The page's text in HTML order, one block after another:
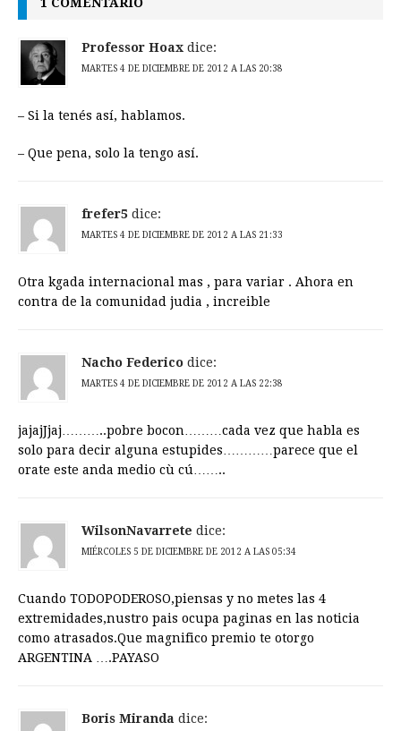
Professor Hoax dice:
MARTES 4 DE DICIEMBRE DE 2012 A LAS 20:38
– Si la tenés así, hablamos.
– Que pena, solo la tengo así.
frefer5 dice:
MARTES 4 DE DICIEMBRE DE 2012 A LAS 21:33
Otra kgada internacional mas , para variar . Ahora en
contra de la comunidad judia , increible
Nacho Federico dice:
MARTES 4 DE DICIEMBRE DE 2012 A LAS 22:38
jajajJjaj………..pobre bocon………cada vez que habla es
solo para decir alguna estupides…………parece que el
orate este anda medio cù cú……..
WilsonNavarrete dice:
MIÉRCOLES 5 DE DICIEMBRE DE 2012 A LAS 05:34
Cuando TODOPODEROSO,piensas y no metes las 4
extremidades,nustro pais ocupa paginas en las noticia
como atrasados.Que magnifico premio te otorgo
ARGENTINA ….PAYASO
Boris Miranda dice: